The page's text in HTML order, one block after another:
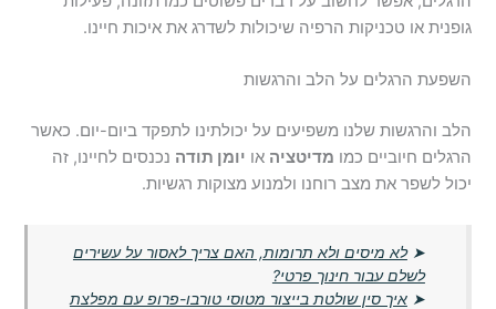
גופנית או טכניקות הרפיה שיכולות לשדרג את איכות חיינו.
השפעת הרגלים על הלב והרגשות
הלב והרגשות שלנו משפיעים על יכולתינו לתפקד ביום-יום. כאשר
הרגלים חיוביים כמו מדיטציה או יומן תודה נכנסים לחיינו, זה
יכול לשפר את מצב רוחנו ולמנוע מצוקות רגשיות.
➤לא מיסים ולא תרומות, האם צריך לאסור על עשירים
לשלם עבור חינוך פרטי?
➤איך סין שולטת בייצור מטוסי טורבו-פרופ עם מפלצת